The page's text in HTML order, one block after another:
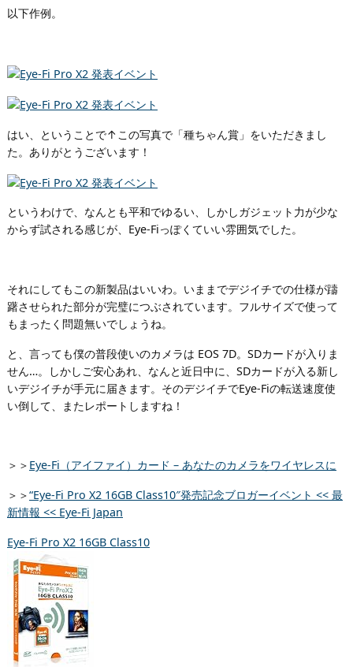
以下作例。
はい、ということで↑この写真で「種ちゃん賞」をいただきまし
た。ありがとうございます！
というわけで、なんとも平和でゆるい、しかしガジェット力が少な
からず試される感じが、Eye-Fiっぽくていい雰囲気でした。
それにしてもこの新製品はいいわ。いままでデジイチでの仕様が躊
躇させられた部分が完璧につぶされています。フルサイズで使って
もまったく問題無いでしょうね。
と、言っても僕の普段使いのカメラは EOS 7D。SDカードが入りま
せん…。しかしご安心あれ、なんと近日中に、SDカードが入る新し
いデジイチが手元に届きます。そのデジイチでEye-Fiの転送速度使
い倒して、またレポートしますね！
＞＞ Eye-Fi（アイファイ）カード – あなたのカメラをワイヤレスに
＞＞“Eye-Fi Pro X2 16GB Class10″発売記念ブロガーイベント << 最
新情報 << Eye-Fi Japan
Eye-Fi Pro X2 16GB Class10